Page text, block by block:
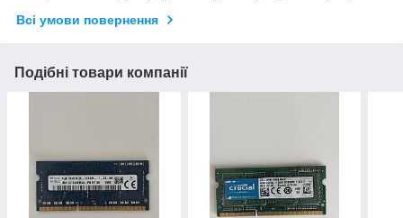
Всі умови повернення
Подібні товари компанії